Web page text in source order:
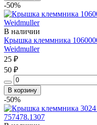
-50%
В наличии
Крышка клеммника
Weidmuller
25 ₽
50 ₽
В корзину
-50%